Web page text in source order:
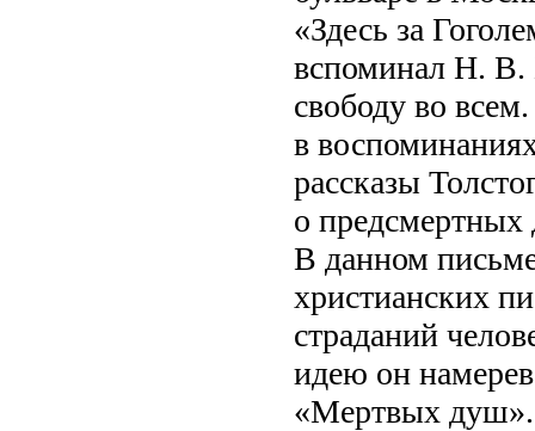
«Здесь за
вспоминал Н. В.
свободу во
в
рассказы
о предсмертных
В данном
христианских
страданий
идею он
«Мертвых душ».